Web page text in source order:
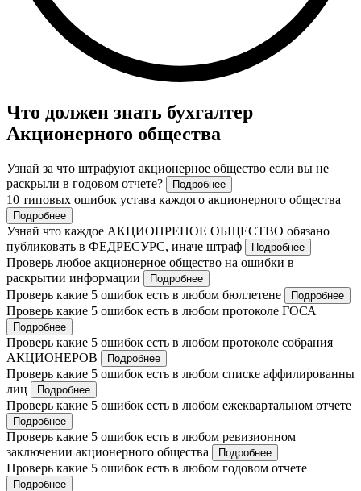
Что должен знать бухгалтер
Акционерного общества
Узнай за что штрафуют акционерное общество если вы не
раскрыли в годовом отчете?
Подробнее
10 типовых ошибок устава каждого акционерного общества
Подробнее
Узнай что каждое АКЦИОНРЕНОЕ ОБЩЕСТВО обязано
публиковать в ФЕДРЕСУРС, иначе штраф
Подробнее
Проверь любое акционерное общество на ошибки в
раскрытии информации
Подробнее
Проверь какие 5 ошибок есть в любом бюллетене Подробнее
Проверь какие 5 ошибок есть в любом протоколе ГОСА
Подробнее
Проверь какие 5 ошибок есть в любом протоколе собрания
АКЦИОНЕРОВ
Подробнее
Проверь какие 5 ошибок есть в любом списке аффилированны
лиц
Подробнее
Проверь какие 5 ошибок есть в любом ежеквартальном отчете
Подробнее
Проверь какие 5 ошибок есть в любом ревизионном
заключении акционерного общества
Подробнее
Проверь какие 5 ошибок есть в любом годовом отчете
Подробнее